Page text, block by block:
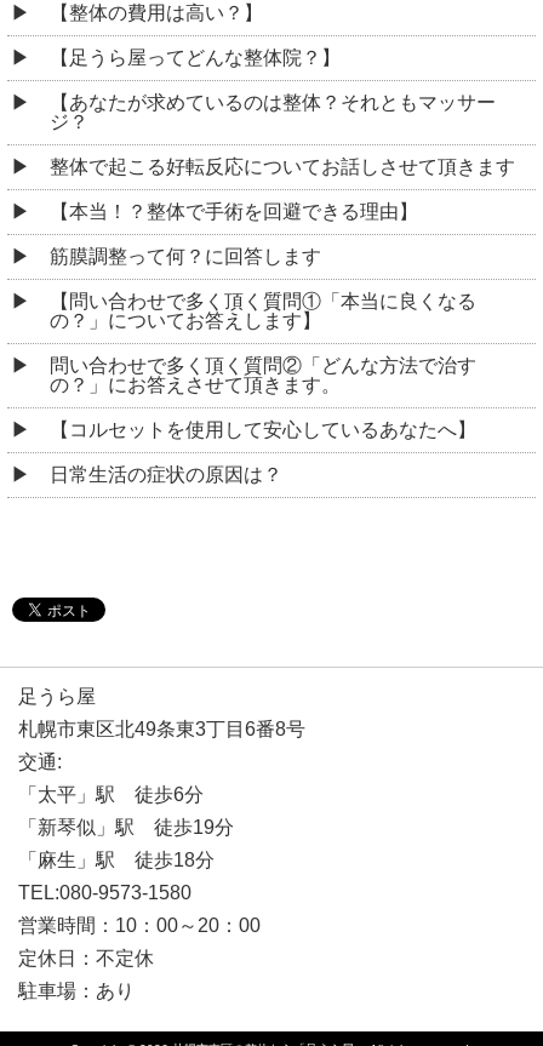
【整体の費用は高い？】
【足うら屋ってどんな整体院？】
【あなたが求めているのは整体？それともマッサー
ジ？
整体で起こる好転反応についてお話しさせて頂きます
【本当！？整体で手術を回避できる理由】
筋膜調整って何？に回答します
【問い合わせで多く頂く質問①「本当に良くなる
の？」についてお答えします】
問い合わせで多く頂く質問②「どんな方法で治す
の？」にお答えさせて頂きます。
【コルセットを使用して安心しているあなたへ】
日常生活の症状の原因は？
足うら屋
札幌市東区北49条東3丁目6番8号
交通:
「太平」駅 徒歩6分
「新琴似」駅 徒歩19分
「麻生」駅 徒歩18分
TEL:080-9573-1580
営業時間：10：00～20：00
定休日：不定休
駐車場：あり